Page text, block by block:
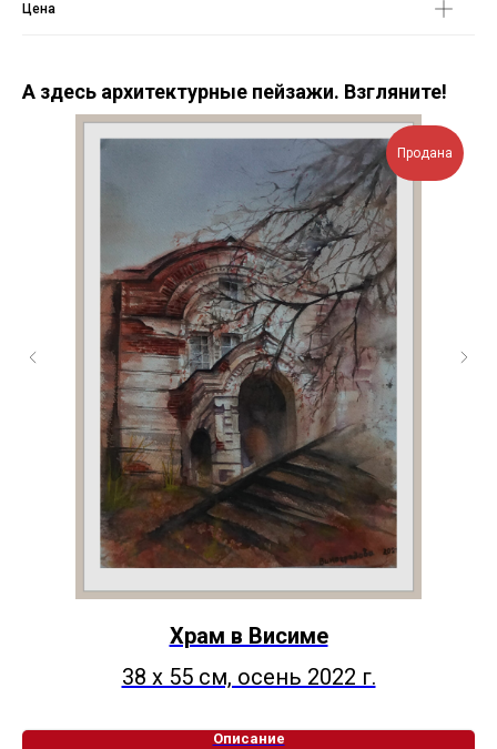
Цена
А здесь архитектурные пейзажи. Взгляните!
Продана
Храм в Висиме
38 х 55 см, осень 2022 г.
Описание